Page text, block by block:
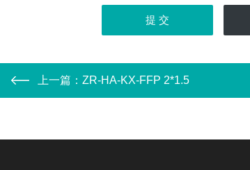
上一篇： ZR-HA-KX-FFP 2*1.5